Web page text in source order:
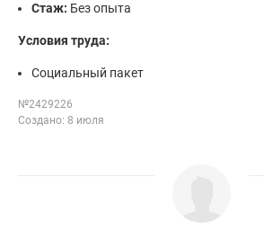
Стаж: Без опыта
Условия труда:
Социальный пакет
№2429226
Создано: 8 июля